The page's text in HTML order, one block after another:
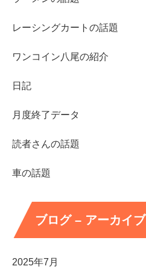
レーシングカートの話題
ワンコイン八尾の紹介
日記
月度終了データ
読者さんの話題
車の話題
ブログ – アーカイブ
2025年7月